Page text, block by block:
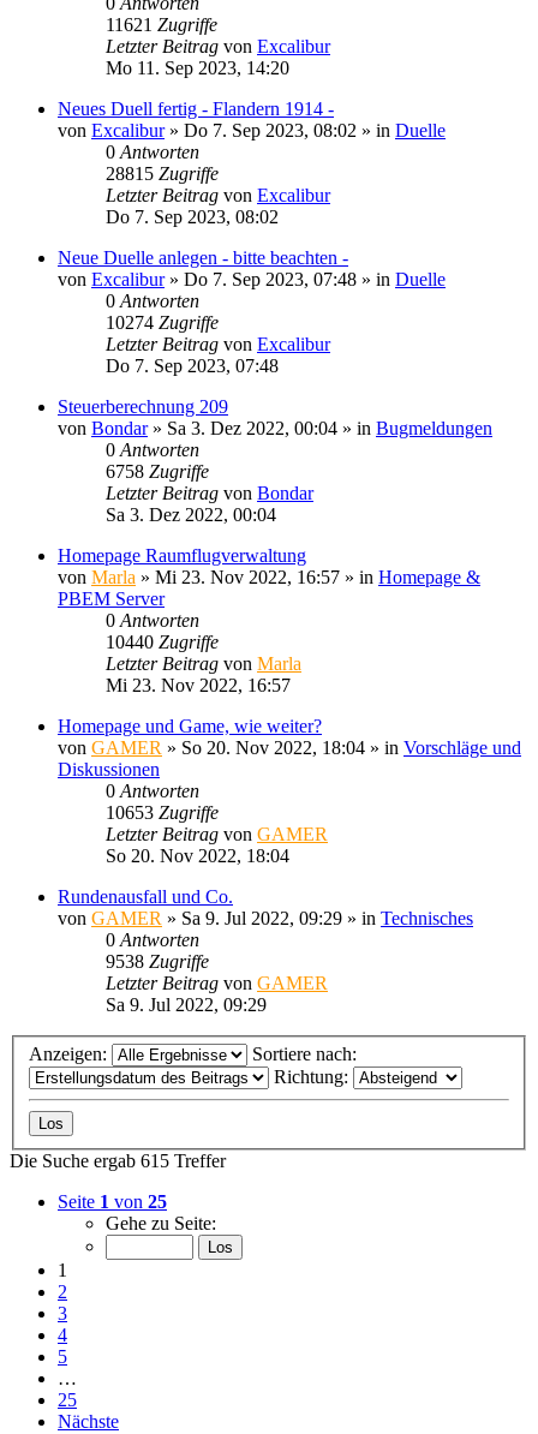
11621 Zugriffe
Letzter Beitrag von Excalibur
Mo 11. Sep 2023, 14:20
Neues Duell fertig - Flandern 1914 -
von Excalibur» Do 7. Sep 2023, 08:02 » in Duelle
0 Antworten
28815 Zugriffe
Letzter Beitrag von Excalibur
Do 7. Sep 2023, 08:02
Neue Duelle anlegen - bitte beachten -
von Excalibur» Do 7. Sep 2023, 07:48 » in Duelle
0 Antworten
10274 Zugriffe
Letzter Beitrag von Excalibur
Do 7. Sep 2023, 07:48
Steuerberechnung 209
von Bondar» Sa 3. Dez 2022, 00:04 » in Bugmeldungen
0 Antworten
6758 Zugriffe
Letzter Beitrag von Bondar
Sa 3. Dez 2022, 00:04
Homepage Raumflugverwaltung
von Marla » Mi 23. Nov 2022, 16:57 » in Homepage &
PBEM Server
0 Antworten
10440 Zugriffe
Letzter Beitrag von Marla
Mi 23. Nov 2022, 16:57
Homepage und Game, wie weiter?
von GAMER » So 20. Nov 2022, 18:04 » in Vorschläge und
Diskussionen
0 Antworten
10653 Zugriffe
Letzter Beitrag von GAMER
So 20. Nov 2022, 18:04
Rundenausfall und Co.
von GAMER » Sa 9. Jul 2022, 09:29 » in Technisches
0 Antworten
9538 Zugriffe
Letzter Beitrag von GAMER
Sa 9. Jul 2022, 09:29
Anzeigen:
Sortiere nach:
Richtung:
Die Suche ergab 615 Treffer
Seite 1 von 25
Gehe zu Seite:
1
2
3
4
5
…
25
Nächste